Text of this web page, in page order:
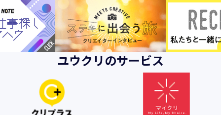
ユウクリのサービス